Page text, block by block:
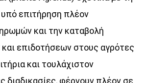
με άλλους, ξυπνάτε μαζί μου
08:30
υπό επιτήρηση πλέον
και την καταβολή
επιδοτήσεων στους αγρότες
και τουλάχιστον
διαδικασίες, φέρνουν πλέον σε